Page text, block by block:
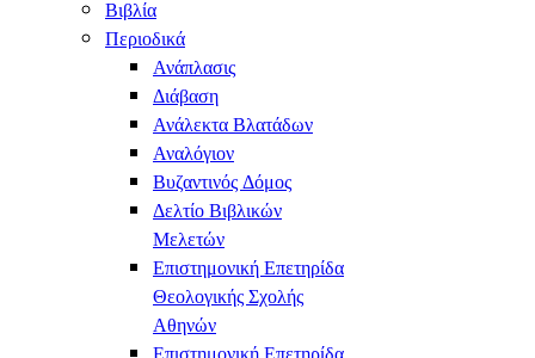
Βιβλία
Περιοδικά
Ανάπλασις
Διάβαση
Ανάλεκτα Βλατάδων
Αναλόγιον
Βυζαντινός Δόμος
Δελτίο Βιβλικών
Μελετών
Επιστημονική Επετηρίδα
Θεολογικής Σχολής
Αθηνών